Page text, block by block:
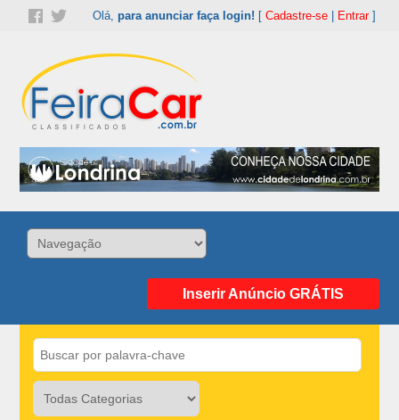
Olá, para anunciar faça login! [ Cadastre-se| Entrar]
Inserir Anúncio GRÁTIS